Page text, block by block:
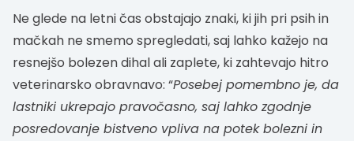
Ne glede na letni čas obstajajo znaki, ki jih pri psih in
mačkah ne smemo spregledati, saj lahko kažejo na
resnejšo bolezen dihal ali zaplete, ki zahtevajo hitro
veterinarsko obravnavo: “Posebej pomembno je, da
lastniki ukrepajo pravočasno, saj lahko zgodnje
posredovanje bistveno vpliva na potek bolezni in